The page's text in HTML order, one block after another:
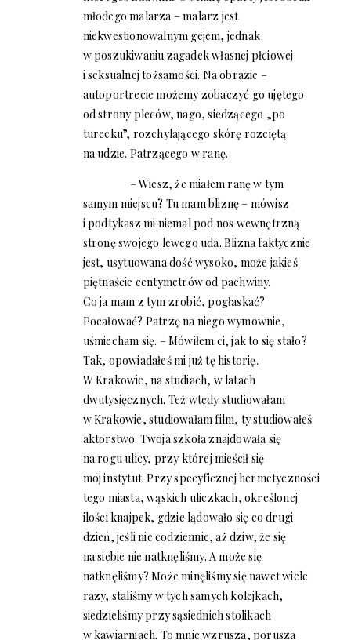
młodego malarza – malarz jest
niekwestionowalnym gejem, jednak
w poszukiwaniu zagadek własnej płciowej
i seksualnej tożsamości. Na obrazie –
autoportrecie możemy zobaczyć go ujętego
od strony pleców, nago, siedzącego „po
turecku”, rozchylającego skórę rozciętą
na udzie. Patrzącego w ranę.
– Wiesz, że miałem ranę w tym
samym miejscu? Tu mam bliznę – mówisz
i podtykasz mi niemal pod nos wewnętrzną
stronę swojego lewego uda. Blizna faktycznie
jest, usytuowana dość wysoko, może jakieś
piętnaście centymetrów od pachwiny.
Co ja mam z tym zrobić, pogłaskać?
Pocałować? Patrzę na niego wymownie,
uśmiecham się. – Mówiłem ci, jak to się stało?
Tak, opowiadałeś mi już tę historię.
W Krakowie, na studiach, w latach
dwutysięcznych. Też wtedy studiowałam
w Krakowie, studiowałam film, ty studiowałeś
aktorstwo. Twoja szkoła znajdowała się
na rogu ulicy, przy której mieścił się
mój instytut. Przy specyficznej hermetyczności
tego miasta, wąskich uliczkach, określonej
ilości knajpek, gdzie lądowało się co drugi
dzień, jeśli nie codziennie, aż dziw, że się
na siebie nie natknęliśmy. A może się
natknęliśmy? Może minęliśmy się nawet wiele
razy, staliśmy w tych samych kolejkach,
siedzieliśmy przy sąsiednich stolikach
w kawiarniach. To mnie wzrusza, porusza